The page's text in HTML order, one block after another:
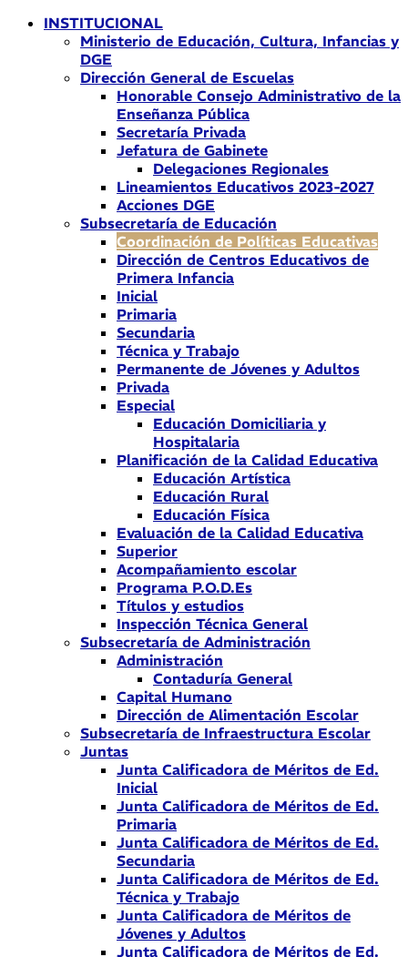
INSTITUCIONAL
Ministerio de Educación, Cultura, Infancias y
DGE
Dirección General de Escuelas
Honorable Consejo Administrativo de la
Enseñanza Pública
Secretaría Privada
Jefatura de Gabinete
Delegaciones Regionales
Lineamientos Educativos 2023-2027
Acciones DGE
Subsecretaría de Educación
Coordinación de Políticas Educativas
Dirección de Centros Educativos de
Primera Infancia
Inicial
Primaria
Secundaria
Técnica y Trabajo
Permanente de Jóvenes y Adultos
Privada
Especial
Educación Domiciliaria y
Hospitalaria
Planificación de la Calidad Educativa
Educación Artística
Educación Rural
Educación Física
Evaluación de la Calidad Educativa
Superior
Acompañamiento escolar
Programa P.O.D.Es
Títulos y estudios
Inspección Técnica General
Subsecretaría de Administración
Administración
Contaduría General
Capital Humano
Dirección de Alimentación Escolar
Subsecretaría de Infraestructura Escolar
Juntas
Junta Calificadora de Méritos de Ed.
Inicial
Junta Calificadora de Méritos de Ed.
Primaria
Junta Calificadora de Méritos de Ed.
Secundaria
Junta Calificadora de Méritos de Ed.
Técnica y Trabajo
Junta Calificadora de Méritos de
Jóvenes y Adultos
Junta Calificadora de Méritos de Ed.